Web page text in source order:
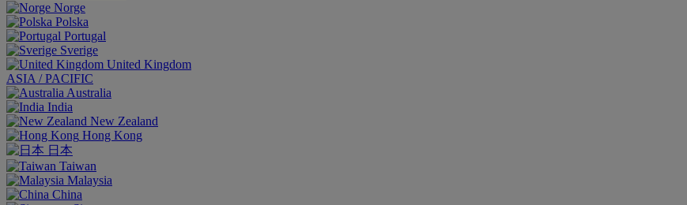
Norge
Polska
Portugal
Sverige
United Kingdom
ASIA / PACIFIC
Australia
India
New Zealand
Hong Kong
日本
Taiwan
Malaysia
China